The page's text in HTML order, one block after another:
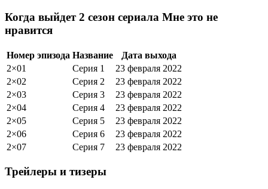
Когда выйдет 2 сезон сериала Мне это не
нравится
Номер эпизода Название
Дата выхода
2×01
Серия 1
23 февраля 2022
2×02
Серия 2
23 февраля 2022
2×03
Серия 3
23 февраля 2022
2×04
Серия 4
23 февраля 2022
2×05
Серия 5
23 февраля 2022
2×06
Серия 6
23 февраля 2022
2×07
Серия 7 23 февраля 2022
Трейлеры и тизеры